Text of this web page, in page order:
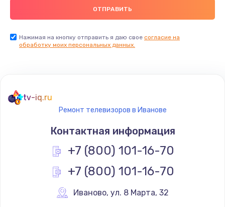
Не видит флешку
400 руб.
Заказать
900 руб.
Заказать
900 руб.
Нажимая на кнопку отправить я даю свое согласие на
обработку моих персональных данных.
tv-iq.ru
Ремонт телевизоров в Иванове
Контактная информация
+7 (800) 101-16-70
+7 (800) 101-16-70
Иваново, ул. 8 Марта, 32